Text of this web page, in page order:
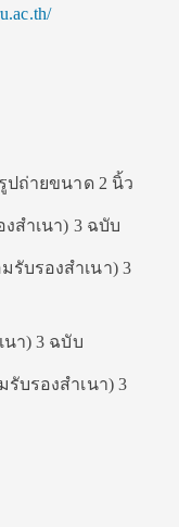
ปถ่ายขนาด 2 นิ้ว
สำเนา) 3 ฉบับ
รับรองสำเนา) 3
นา) 3 ฉบับ
บรองสำเนา) 3